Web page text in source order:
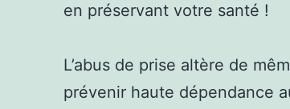
en préservant votre santé !
L’abus de prise altère de
prévenir haute dépendance